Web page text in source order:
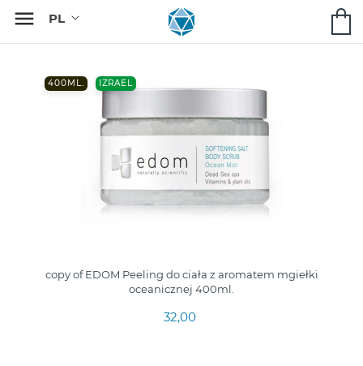

400ML. IZRAEL
copy of EDOM Peeling do ciała z aromatem mgiełki
oceanicznej 400ml.
32,00